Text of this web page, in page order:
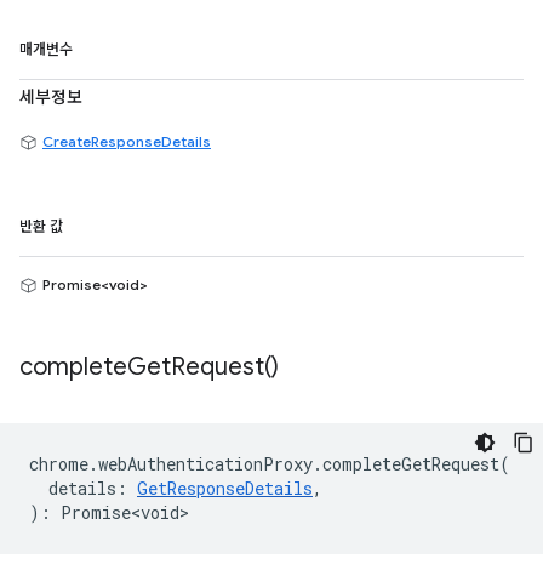
매개변수
세부정보
CreateResponseDetails
반환 값
Promise<void>
completeGetRequest()
chrome.webAuthenticationProxy.completeGetRequest(
details : GetResponseDetails,
) : Promise<void>